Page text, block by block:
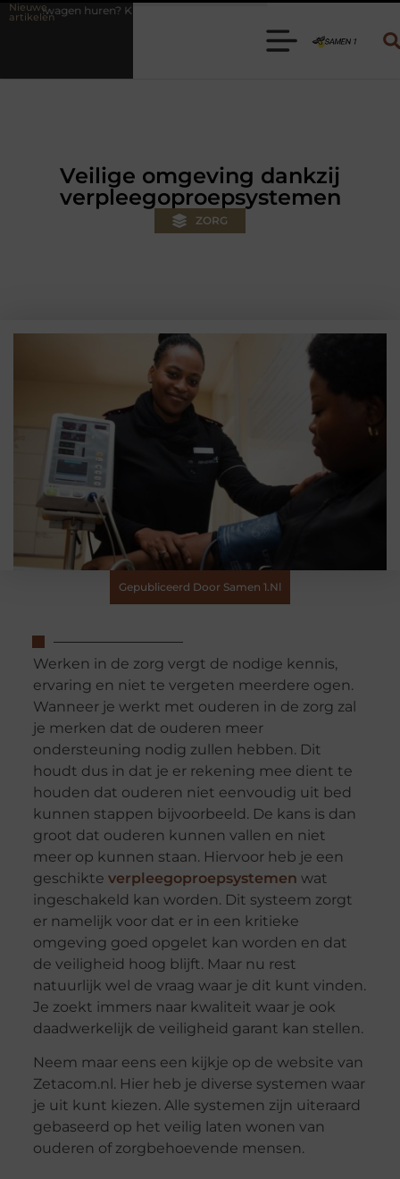
Nieuwe
artikelen
Kies de juiste aanhanger voor jouw klus
Veilige omgeving dankzij
verpleegoproepsystemen
ZORG
Gepubliceerd Door Samen 1.nl
Werken in de zorg vergt de nodige kennis,
ervaring en niet te vergeten meerdere ogen.
Wanneer je werkt met ouderen in de zorg zal
je merken dat de ouderen meer
ondersteuning nodig zullen hebben. Dit
houdt dus in dat je er rekening mee dient te
houden dat ouderen niet eenvoudig uit bed
kunnen stappen bijvoorbeeld. De kans is dan
groot dat ouderen kunnen vallen en niet
meer op kunnen staan. Hiervoor heb je een
geschikte verpleegoproepsystemen wat
ingeschakeld kan worden. Dit systeem zorgt
er namelijk voor dat er in een kritieke
omgeving goed opgelet kan worden en dat
de veiligheid hoog blijft. Maar nu rest
natuurlijk wel de vraag waar je dit kunt vinden.
Je zoekt immers naar kwaliteit waar je ook
daadwerkelijk de veiligheid garant kan stellen.
Neem maar eens een kijkje op de website van
Zetacom.nl. Hier heb je diverse systemen waar
je uit kunt kiezen. Alle systemen zijn uiteraard
gebaseerd op het veilig laten wonen van
ouderen of zorgbehoevende mensen.